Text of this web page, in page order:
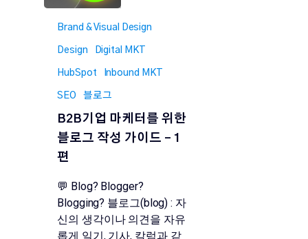
Brand & Visual Design
Design Digital MKT
HubSpot Inbound MKT
SEO 블로그
B2B기업 마케터를 위한
블로그 작성 가이드 – 1
편
💬 Blog? Blogger?
Blogging? 블로그(blog) : 자
신의 생각이나 의견을 자유
롭게 일기, 기사, 칼럼과 같